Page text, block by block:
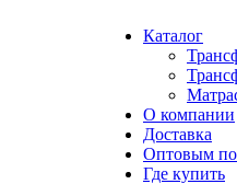
Каталог
О компании
Доставка
Оптовым
Где купить